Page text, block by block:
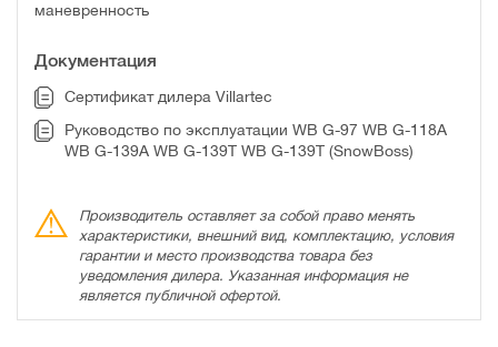
маневренность
Документация
Сертификат дилера Villartec
Руководство по эксплуатации WB G-97 WB G-118A
WB G-139A WB G-139T WB G-139T (SnowBoss)
Производитель оставляет за собой право менять
характеристики, внешний вид, комплектацию, условия
гарантии и место производства товара без
уведомления дилера. Указанная информация не
является публичной офертой.